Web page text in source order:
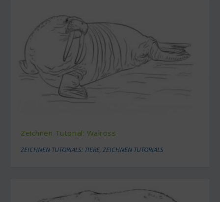
Zeichnen Tutorial: Walross
ZEICHNEN TUTORIALS: TIERE,ZEICHNEN TUTORIALS